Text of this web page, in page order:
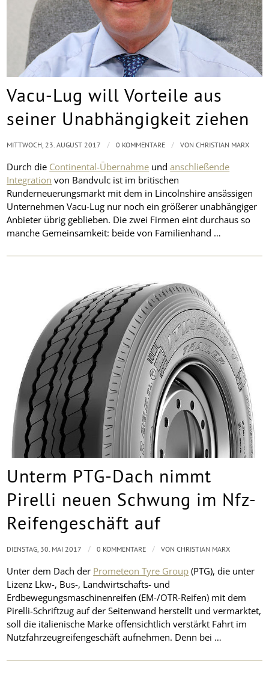
Vacu-Lug will Vorteile aus
seiner Unabhängigkeit ziehen
Durch die Continental-Übernahme undanschließende
Integration von Bandvulc ist im britischen
Runderneuerungsmarkt mit dem in Lincolnshire ansässigen
Unternehmen Vacu-Lug nur noch ein größerer unabhängiger
Anbieter übrig geblieben. Die zwei Firmen eint durchaus so
manche Gemeinsamkeit: beide von Familienhand …
MITTWOCH, 23. AUGUST 2017 / 0 KOMMENTARE / VONCHRISTIAN MARX
Unterm PTG-Dach nimmt
Pirelli neuen Schwung im Nfz-
Reifengeschäft auf
Unter dem Dach der Prometeon Tyre Group (PTG), die unter
Lizenz Lkw-, Bus-, Landwirtschafts- und
Erdbewegungsmaschinenreifen (EM-/OTR-Reifen) mit dem
Pirelli-Schriftzug auf der Seitenwand herstellt und vermarktet,
soll die italienische Marke offensichtlich verstärkt Fahrt im
Nutzfahrzeugreifengeschäft aufnehmen. Denn bei …
DIENSTAG, 30. MAI 2017 / 0 KOMMENTARE / VONCHRISTIAN MARX